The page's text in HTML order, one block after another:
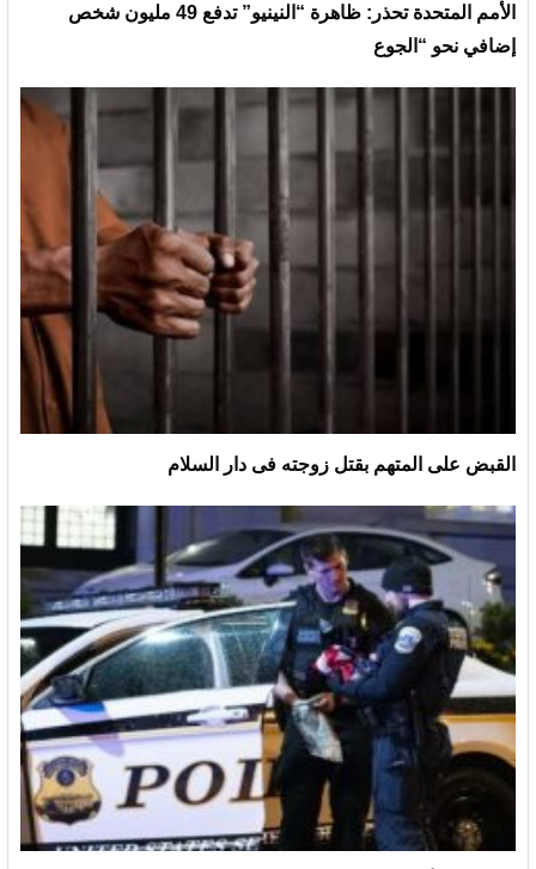
الأمم المتحدة تحذر: ظاهرة “النينيو” تدفع 49 مليون شخص
إضافي نحو “الجوع
القبض على المتهم بقتل زوجته فى دار السلام